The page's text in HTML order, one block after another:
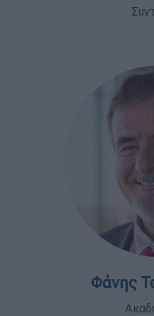
Φάνης